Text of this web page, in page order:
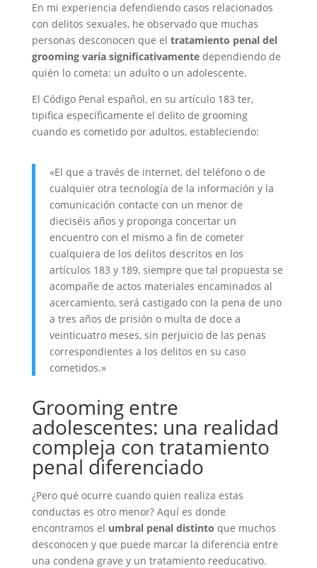
En mi experiencia defendiendo casos relacionados
con delitos sexuales, he observado que muchas
personas desconocen que el tratamiento penal del
grooming varía significativamentedependiendo de
quién lo cometa: un adulto o un adolescente.
El Código Penal español, en su artículo 183 ter,
tipifica específicamente el delito de grooming
cuando es cometido por adultos, estableciendo:
«El que a través de internet, del teléfono o de
cualquier otra tecnología de la información y la
comunicación contacte con un menor de
dieciséis años y proponga concertar un
encuentro con el mismo a fin de cometer
cualquiera de los delitos descritos en los
artículos 183 y 189, siempre que tal propuesta se
acompañe de actos materiales encaminados al
acercamiento, será castigado con la pena de uno
a tres años de prisión o multa de doce a
veinticuatro meses, sin perjuicio de las penas
correspondientes a los delitos en su caso
cometidos.»
Grooming entre
adolescentes: una realidad
compleja con tratamiento
penal diferenciado
¿Pero qué ocurre cuando quien realiza estas
conductas es otro menor? Aquí es donde
encontramos el umbral penal distinto que muchos
desconocen y que puede marcar la diferencia entre
una condena grave y un tratamiento reeducativo.